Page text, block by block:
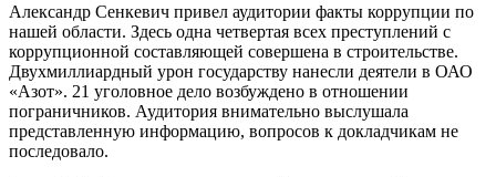
Александр Сенкевич привел аудитории факты коррупции по
нашей области. Здесь одна четвертая всех преступлений с
коррупционной составляющей совершена в строительстве.
Двухмиллиардный урон государству нанесли деятели в ОАО
«Азот». 21 уголовное дело возбуждено в отношении
пограничников. Аудитория внимательно выслушала
представленную информацию, вопросов к докладчикам не
последовало.